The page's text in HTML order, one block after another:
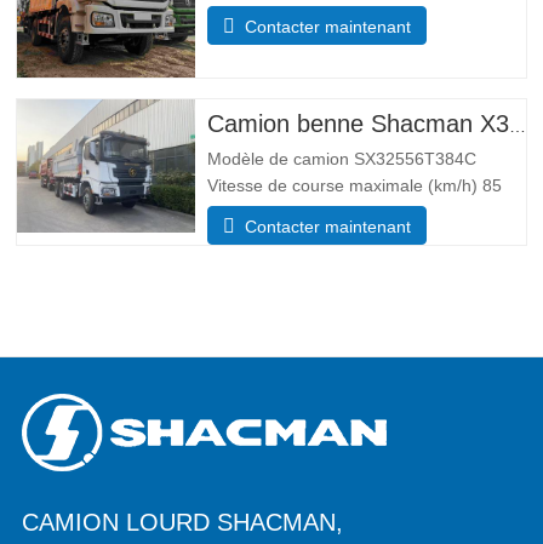
conduite 4*4 Lester paramètre de poids
Complet trottoir masse (kg) poids à
Paramètres de taille Global
Contacter maintenant
Modèle de camion SX32556T384C
Vitesse de course maximale (km/h) 85
Système d’entraînement 6×4 Dimensions
(L*l*H)(mm) Total 8385*2490*3450 Corps
Contacter maintenant
CAMION LOURD SHACMAN,